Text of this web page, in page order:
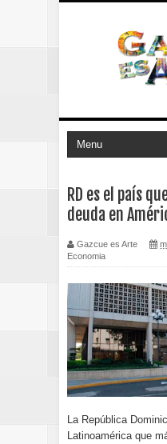
RD es el país
deuda en
Gazcue es Arte
Economia
La República
Latinoamérica que